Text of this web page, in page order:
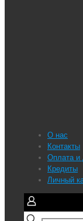
О нас
Контакты
Оплата и
Кредиты
Личный